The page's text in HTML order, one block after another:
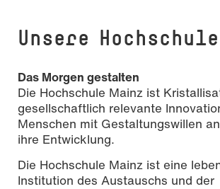
Unsere Hochschule
Das Morgen gestalten
Die Hochschule Mainz ist
gesellschaftlich relevante
Menschen mit Gestaltungswillen
ihre Entwicklung.
Die Hochschule Mainz ist eine
Institution des Austauschs und der